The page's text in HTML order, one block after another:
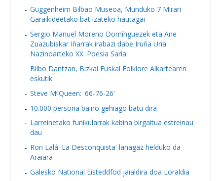
Guggenheim Bilbao Museoa, Munduko 7 Mirari
Garaikideetako bat izateko hautagai
Sergio Manuel Moreno Domínguezek eta Ane
Zuazubiskar Iñarrak irabazi dabe Iruña Uria
Nazinoarteko XX. Poesia Saria
Bilbo Dantzan, Bizkai Euskal Folklore Alkartearen
eskutik
Steve MᶜQueen: '66-76-26'
10.000 persona baino gehiago batu dira
Larreinetako funikularrak kabina birgaitua estreinau
dau
Ron Lalá 'La Desconquista' lanagaz helduko da
Araiara
Galesko National Eisteddfod jaialdira doa Loraldia